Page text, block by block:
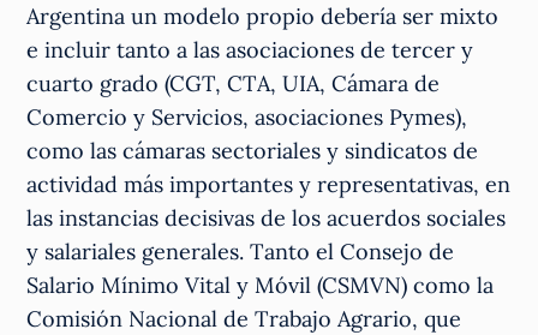
Argentina un modelo propio debería ser mixto
e incluir tanto a las asociaciones de tercer y
cuarto grado (CGT, CTA, UIA, Cámara de
Comercio y Servicios, asociaciones Pymes),
como las cámaras sectoriales y sindicatos de
actividad más importantes y representativas, en
las instancias decisivas de los acuerdos sociales
y salariales generales. Tanto el Consejo de
Salario Mínimo Vital y Móvil (CSMVN) como la
Comisión Nacional de Trabajo Agrario, que